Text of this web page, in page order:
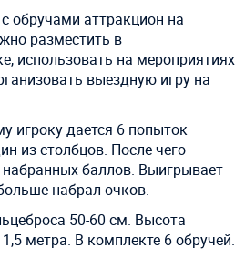
обручами аттракцион на
разместить в
использовать на мероприятиях
выездную игру на
игроку дается 6 попыток
из столбцов. После чего
набранных баллов. Выигрывает
набрал очков.
50-60 см. Высота
метра. В комплекте 6 обручей.